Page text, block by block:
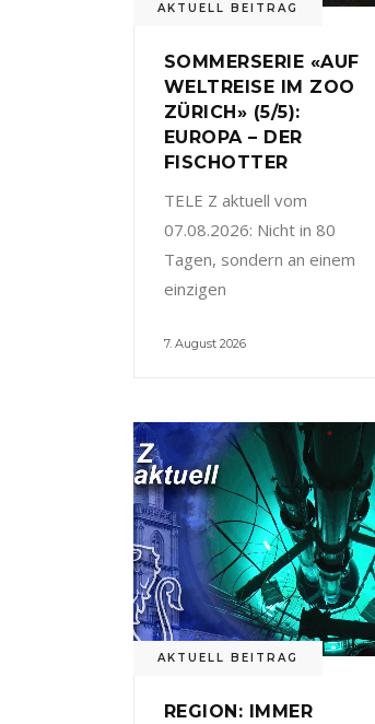
AKTUELL BEITRAG
SOMMERSERIE «AUF
WELTREISE IM ZOO
ZÜRICH» (5/5):
EUROPA – DER
FISCHOTTER
TELE Z aktuell vom
07.08.2026: Nicht in 80
Tagen, sondern an einem
einzigen
7. August 2026
AKTUELL BEITRAG
REGION: IMMER